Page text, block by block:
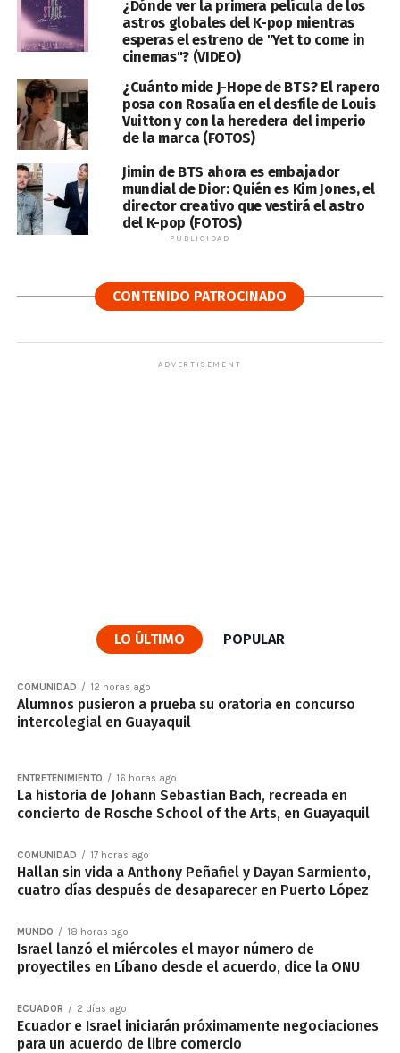
¿Dónde ver la primera película de los
astros globales del K-pop mientras
esperas el estreno de "Yet to come in
cinemas"? (VIDEO)
¿Cuánto mide J-Hope de BTS? El rapero
posa con Rosalía en el desfile de Louis
Vuitton y con la heredera del imperio
de la marca (FOTOS)
Jimin de BTS ahora es embajador
mundial de Dior: Quién es Kim Jones, el
director creativo que vestirá el astro
del K-pop (FOTOS)
PUBLICIDAD
CONTENIDO PATROCINADO
ADVERTISEMENT
LO ÚLTIMO POPULAR
COMUNIDAD 12 horas ago
Alumnos pusieron a prueba su oratoria en concurso
intercolegial en Guayaquil
ENTRETENIMIENTO 16 horas ago
La historia de Johann Sebastian Bach, recreada en
concierto de Rosche School of the Arts, en Guayaquil
COMUNIDAD 17 horas ago
Hallan sin vida a Anthony Peñafiel y Dayan Sarmiento,
cuatro días después de desaparecer en Puerto López
MUNDO 18 horas ago
Israel lanzó el miércoles el mayor número de
proyectiles en Líbano desde el acuerdo, dice la ONU
ECUADOR 2 días ago
Ecuador e Israel iniciarán próximamente negociaciones
para un acuerdo de libre comercio